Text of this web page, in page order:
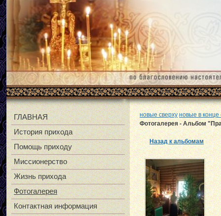
новые сверху новые в конце
Фотогалерея - Альбом
Назад к альбомам
ГЛАВНАЯ
История прихода
Помощь приходу
Миссионерство
Жизнь прихода
Фотогалерея
Контактная информация